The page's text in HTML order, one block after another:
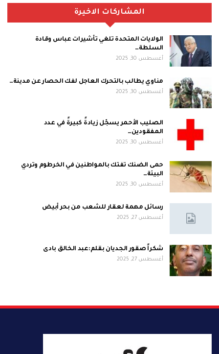
المشاركات الاخيرة
الولايات المتحدة تلغي تأشيرات عباس وقادة
السلطة…
أغسطس 30, 2025
مناوي يطالب بالتحرك العاجل لفك الحصار عن مدينة…
أغسطس 30, 2025
الصليب الأحمر يسجّل زيادةً كبيرةً في عدد
المفقودين…
أغسطس 30, 2025
حمى الضنك تفتك بالمواطنين في الخرطوم وتردي
البيئة…
أغسطس 30, 2025
رسائل مهمة لعقار للشعب من بحر أبيض
أغسطس 27, 2025
شكراً صقور الجديان بقلم:عبد الخالق بادى
أغسطس 27, 2025